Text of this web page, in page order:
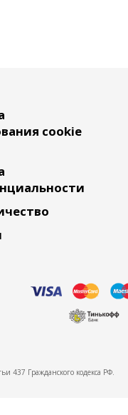
cookie
437 Гражданского кодекса РФ.